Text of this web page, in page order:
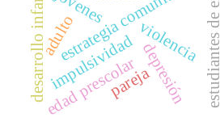
violencia
estrategia comunitaria
impulsividaddepresión
edad prescolar
desarrollo infantiladulto
pareja